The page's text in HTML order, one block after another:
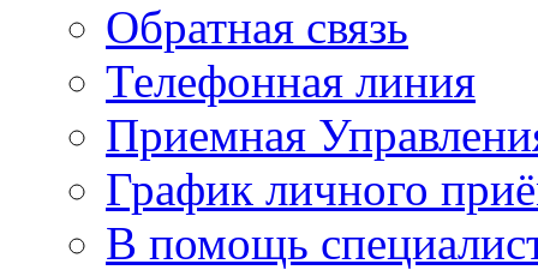
Обратная связь
Телефонная линия
Приемная
График личного
В помощь